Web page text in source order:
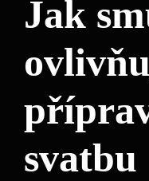
Jak
svatbu